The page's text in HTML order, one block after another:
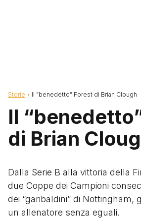
Briciole di pane
Storie Il “benedetto” Forest di Brian Clough
Il
di Brian
Dalla Serie B alla vittoria della
due Coppe dei Campioni
dei “garibaldini” di Nottingham,
un allenatore senza eguali.